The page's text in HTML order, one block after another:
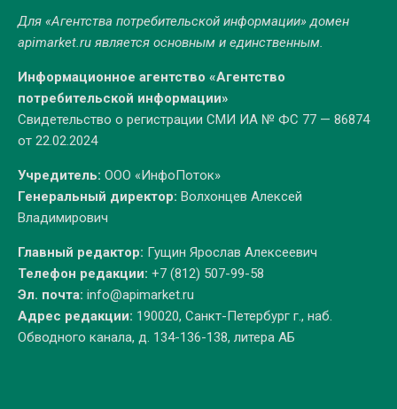
Для «Агентства потребительской информации» домен
apimarket.ruявляется основным и единственным.
Информационное агентство «Агентство
потребительской информации»
Свидетельство о регистрации СМИ ИА № ФС 77 — 86874
от 22.02.2024
Учредитель: ООО «ИнфоПоток»
Генеральный директор: Волхонцев Алексей
Владимирович
Главный редактор: Гущин Ярослав Алексеевич
Телефон редакции: +7 (812) 507-99-58
Эл. почта: info@apimarket.ru
Адрес редакции: 190020, Санкт-Петербург г., наб.
Обводного канала, д. 134-136-138, литера АБ